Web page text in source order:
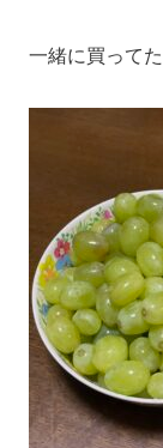
一緒に買ってた